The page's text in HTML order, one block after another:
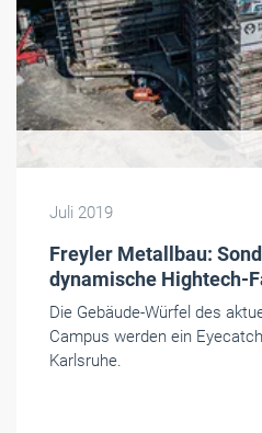
Juli 2019
Freyler Metallbau:
dynamische Hightech-
Die Gebäude-Würfel des
Campus werden ein
Karlsruhe.